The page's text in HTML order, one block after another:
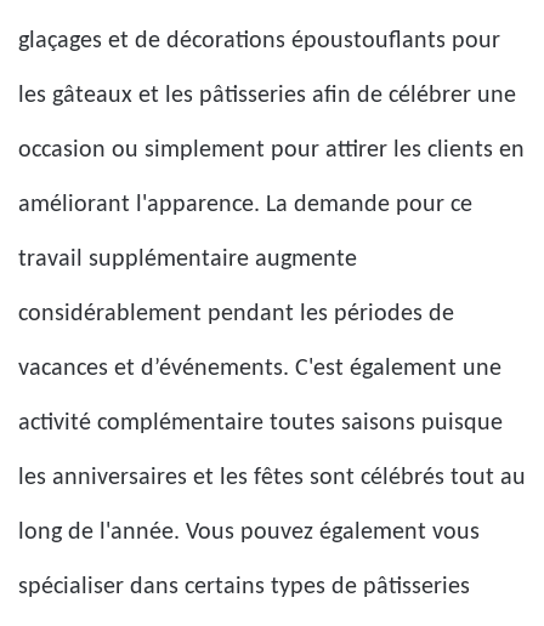
glaçages et de décorations époustouflants pour
les gâteaux et les pâtisseries afin de célébrer une
occasion ou simplement pour attirer les clients en
améliorant l'apparence. La demande pour ce
travail supplémentaire augmente
considérablement pendant les périodes de
vacances et d’événements. C'est également une
activité complémentaire toutes saisons puisque
les anniversaires et les fêtes sont célébrés tout au
long de l'année. Vous pouvez également vous
spécialiser dans certains types de pâtisseries